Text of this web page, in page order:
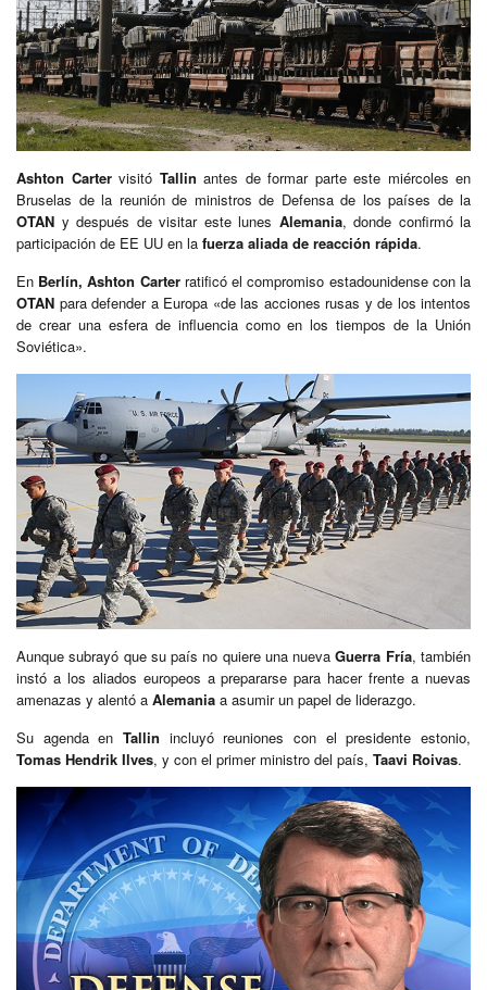
Ashton Cartervisitó Tallin antes de formar parte este miércoles en
Bruselas de la reunión de ministros de Defensa de los países de la
OTAN y después de visitar este lunes Alemania, donde confirmó la
participación de EE UU en la fuerza aliada de reacción rápida.
En Berlín, Ashton Carterratificó el compromiso estadounidense con la
OTAN para defender a Europa «de las acciones rusas y de los intentos
de crear una esfera de influencia como en los tiempos de la Unión
Soviética».
Aunque subrayó que su país no quiere una nuevaGuerra Fría, también
instó a los aliados europeos a prepararse para hacer frente a nuevas
amenazas y alentó a Alemania a asumir un papel de liderazgo.
Su agenda en Tallin incluyó reuniones con el presidente estonio,
Tomas Hendrik Ilves, y con el primer ministro del país, Taavi Roivas.